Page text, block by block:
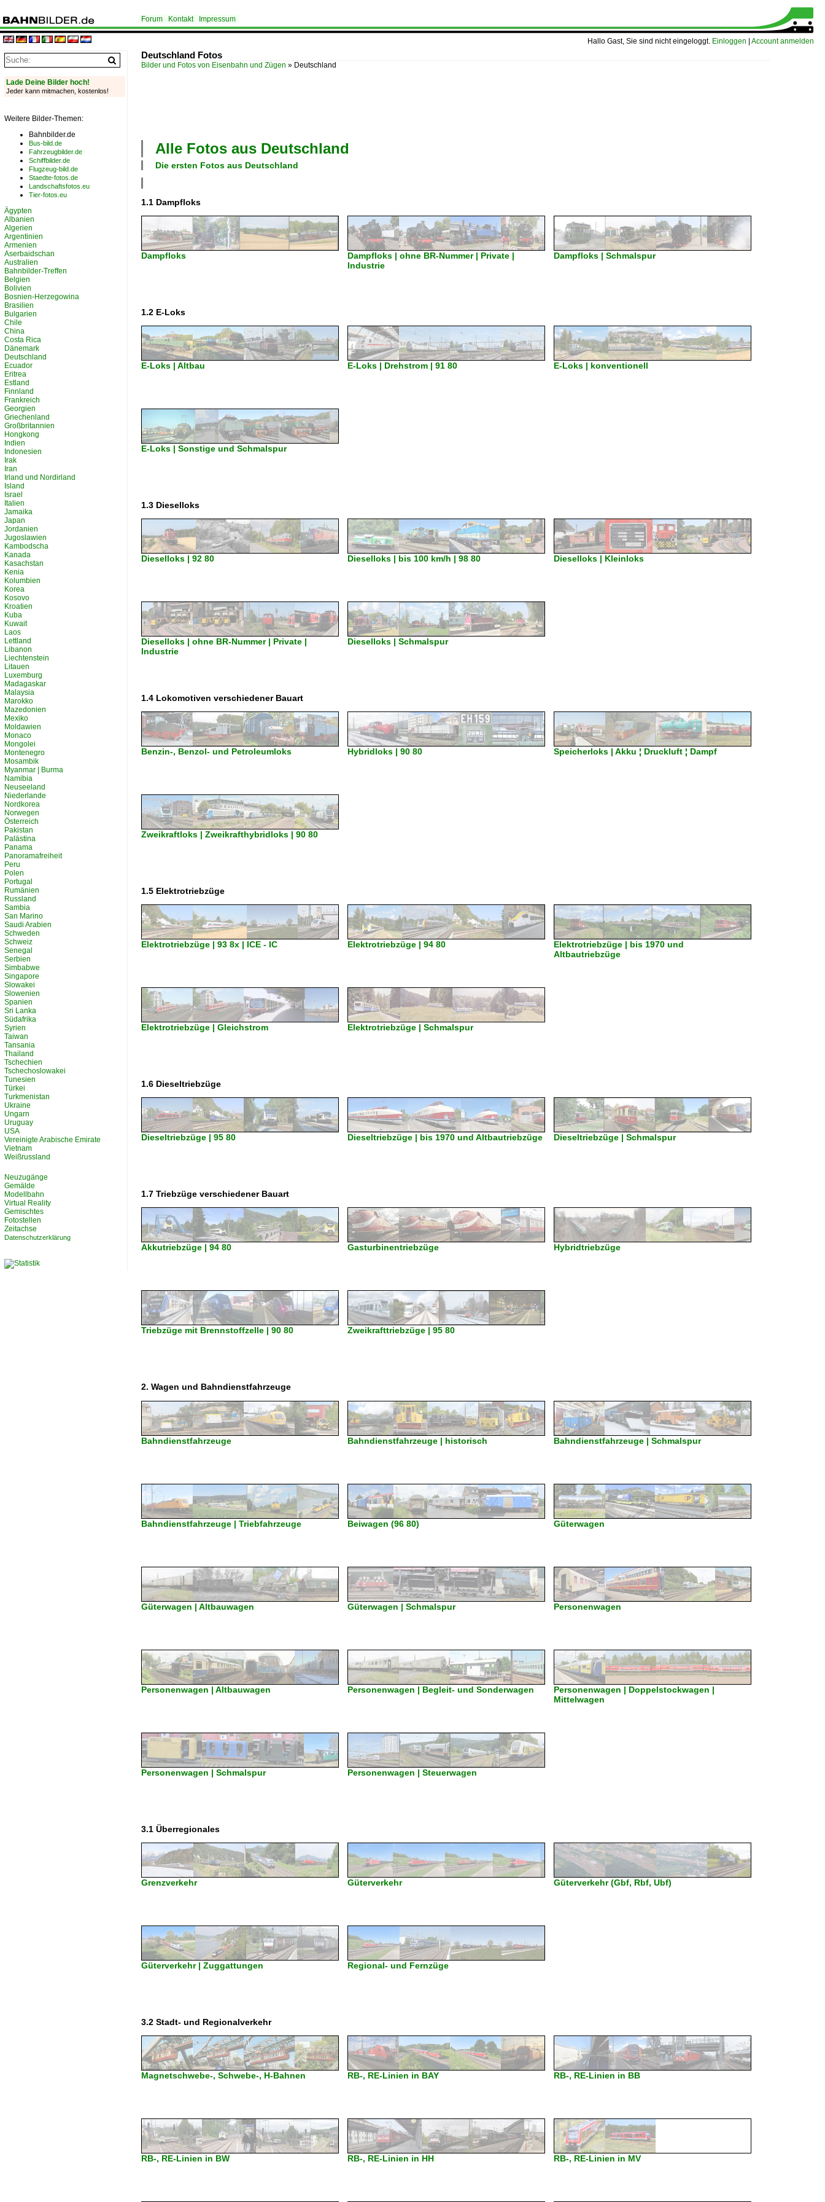
Hallo Gast, Sie sind nicht eingeloggt. Einloggen Account anmelden
Forum Kontakt Impressum
Deutschland Fotos
Bilder und Fotos von Eisenbahn und Zügen » Deutschland
Alle Fotos aus Deutschland
Die ersten Fotos aus Deutschland
1.1 Dampfloks
Dampfloks
Dampfloks | ohne BR-Nummer | Private |
Industrie
Dampfloks | Schmalspur
1.2 E-Loks
E-Loks | Altbau E-Loks | Drehstrom | 91 80 E-Loks | konventionell
E-Loks | Sonstige und Schmalspur
1.3 Dieselloks
Dieselloks | 92 80 Dieselloks | bis 100 km/h | 98 80 Dieselloks | Kleinloks
Dieselloks | ohne BR-Nummer | Private |
Industrie
Dieselloks | Schmalspur
1.4 Lokomotiven verschiedener Bauart
Benzin-, Benzol- und Petroleumloks Hybridloks | 90 80 Speicherloks | Akku ¦ Druckluft ¦ Dampf
Zweikraftloks | Zweikrafthybridloks | 90 80
1.5 Elektrotriebzüge
Elektrotriebzüge | 93 8x | ICE - IC Elektrotriebzüge | 94 80
Elektrotriebzüge | bis 1970 und
Altbautriebzüge
Elektrotriebzüge | Gleichstrom Elektrotriebzüge | Schmalspur
1.6 Dieseltriebzüge
Dieseltriebzüge | 95 80 Dieseltriebzüge | bis 1970 und Altbautriebzüge Dieseltriebzüge | Schmalspur
1.7 Triebzüge verschiedener Bauart
Akkutriebzüge | 94 80 Gasturbinentriebzüge Hybridtriebzüge
Triebzüge mit Brennstoffzelle | 90 80 Zweikrafttriebzüge | 95 80
2. Wagen und Bahndienstfahrzeuge
Bahndienstfahrzeuge Bahndienstfahrzeuge | historisch Bahndienstfahrzeuge | Schmalspur
Bahndienstfahrzeuge | Triebfahrzeuge Beiwagen (96 80) Güterwagen
Güterwagen | Altbauwagen Güterwagen | Schmalspur Personenwagen
Personenwagen | Altbauwagen Personenwagen | Begleit- und Sonderwagen
Personenwagen | Doppelstockwagen |
Mittelwagen
Personenwagen | Schmalspur Personenwagen | Steuerwagen
3.1 Überregionales
Grenzverkehr Güterverkehr Güterverkehr (Gbf, Rbf, Ubf)
Güterverkehr | Zuggattungen Regional- und Fernzüge
3.2 Stadt- und Regionalverkehr
Magnetschwebe-, Schwebe-, H-Bahnen RB-, RE-Linien in BAY RB-, RE-Linien in BB
RB-, RE-Linien in BW RB-, RE-Linien in HH RB-, RE-Linien in MV
Lade Deine Bilder hoch!
Jeder kann mitmachen, kostenlos!
Weitere Bilder-Themen:
Bahnbilder.de
Bus-bild.de
Fahrzeugbilder.de
Schiffbilder.de
Flugzeug-bild.de
Staedte-fotos.de
Landschaftsfotos.eu
Tier-fotos.eu
Ägypten
Albanien
Algerien
Argentinien
Armenien
Aserbaidschan
Australien
Bahnbilder-Treffen
Belgien
Bolivien
Bosnien-Herzegowina
Brasilien
Bulgarien
Chile
China
Costa Rica
Dänemark
Deutschland
Ecuador
Eritrea
Estland
Finnland
Frankreich
Georgien
Griechenland
Großbritannien
Hongkong
Indien
Indonesien
Irak
Iran
Irland und Nordirland
Island
Israel
Italien
Jamaika
Japan
Jordanien
Jugoslawien
Kambodscha
Kanada
Kasachstan
Kenia
Kolumbien
Korea
Kosovo
Kroatien
Kuba
Kuwait
Laos
Lettland
Libanon
Liechtenstein
Litauen
Luxemburg
Madagaskar
Malaysia
Marokko
Mazedonien
Mexiko
Moldawien
Monaco
Mongolei
Montenegro
Mosambik
Myanmar | Burma
Namibia
Neuseeland
Niederlande
Nordkorea
Norwegen
Österreich
Pakistan
Palästina
Panama
Panoramafreiheit
Peru
Polen
Portugal
Rumänien
Russland
Sambia
San Marino
Saudi Arabien
Schweden
Schweiz
Senegal
Serbien
Simbabwe
Singapore
Slowakei
Slowenien
Spanien
Sri Lanka
Südafrika
Syrien
Taiwan
Tansania
Thailand
Tschechien
Tschechoslowakei
Tunesien
Türkei
Turkmenistan
Ukraine
Ungarn
Uruguay
USA
Vereinigte Arabische Emirate
Vietnam
Weißrussland
Neuzugänge
Gemälde
Modellbahn
Virtual Reality
Gemischtes
Fotostellen
Zeitachse
Datenschutzerklärung